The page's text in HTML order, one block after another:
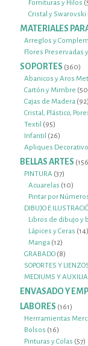
Fornituras y Hilos
Cristal y Swarovski
MATERIALES
Arreglos y
Flores Preservadas
SOPORTES 360360
Abanicos y Aros
Cartón y Mimbre 50
Cajas de Madera 92
Cristal, Plástico,
Textil 9595
productos
Infantil 2626
Apliques
BELLAS ARTES 156
PINTURA 3737
Acuarelas 1010
Pintar por
DIBUJO E
Libros de dibujo y
Lápices y Ceras 14
Manga 1212
productos
GRABADO 88
SOPORTES Y
MEDIUMS Y
ENVASADO Y
LABORES 161161
Herrramientas
Bolsos 1616
productos
Pinturas y Colas 5757